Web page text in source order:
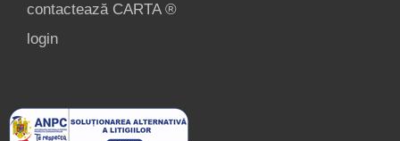
contactează CARTA ®
login